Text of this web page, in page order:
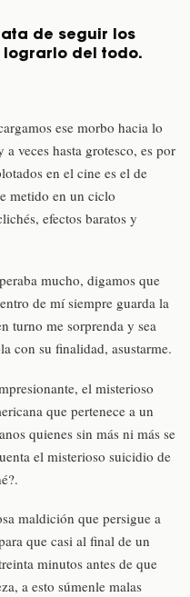
de seguir los
del todo.
ese morbo hacia lo
veces hasta grotesco, es por
en el cine es el de
metido en un ciclo
efectos baratos y
mucho, digamos que
de mí siempre guarda la
turno me sorprenda y sea
con su finalidad, asustarme.
el misterioso
que pertenece a un
quienes sin más ni más se
el misterioso suicidio de
maldición que persigue a
que casi al final de un
minutos antes de que
a esto súmenle malas